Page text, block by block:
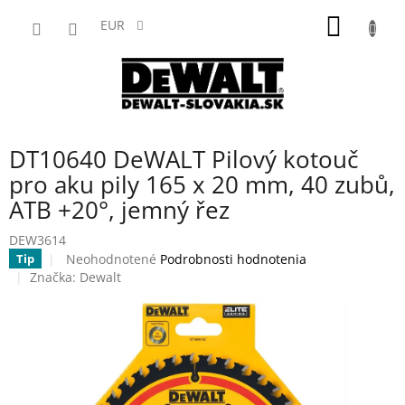
EUR
DT10640 DeWALT Pilový kotouč
pro aku pily 165 x 20 mm, 40 zubů,
ATB +20°, jemný řez
DEW3614
Tip
Priemerné
hodnotenie
hviezdičiek.
Neohodnotené Podrobnosti hodnotenia
Značka: Dewalt